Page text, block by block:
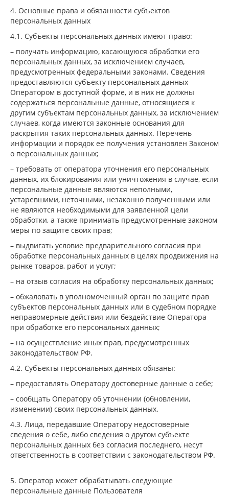
4. Основные права и обязанности субъектов
персональных данных
4.1. Субъекты персональных данных имеют право:
– получать информацию, касающуюся обработки его
персональных данных, за исключением случаев,
предусмотренных федеральными законами. Сведения
предоставляются субъекту персональных данных
Оператором в доступной форме, и в них не должны
содержаться персональные данные, относящиеся к
другим субъектам персональных данных, за исключением
случаев, когда имеются законные основания для
раскрытия таких персональных данных. Перечень
информации и порядок ее получения установлен Законом
о персональных данных;
– требовать от оператора уточнения его персональных
данных, их блокирования или уничтожения в случае, если
персональные данные являются неполными,
устаревшими, неточными, незаконно полученными или
не являются необходимыми для заявленной цели
обработки, а также принимать предусмотренные законом
меры по защите своих прав;
– выдвигать условие предварительного согласия при
обработке персональных данных в целях продвижения на
рынке товаров, работ и услуг;
– на отзыв согласия на обработку персональных данных;
– обжаловать в уполномоченный орган по защите прав
субъектов персональных данных или в судебном порядке
неправомерные действия или бездействие Оператора
при обработке его персональных данных;
– на осуществление иных прав, предусмотренных
законодательством РФ.
4.2. Субъекты персональных данных обязаны:
– предоставлять Оператору достоверные данные о себе;
– сообщать Оператору об уточнении (обновлении,
изменении) своих персональных данных.
4.3. Лица, передавшие Оператору недостоверные
сведения о себе, либо сведения о другом субъекте
персональных данных без согласия последнего, несут
ответственность в соответствии с законодательством РФ.
5. Оператор может обрабатывать следующие
персональные данные Пользователя